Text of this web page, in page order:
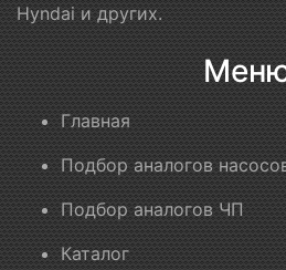
Hyndai и других.
Главная
Подбор аналогов
Подбор аналогов ЧП
Каталог